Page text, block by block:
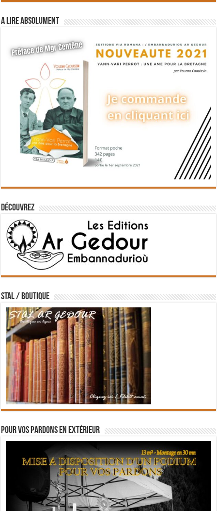
A lire absolument
Découvrez
STAL / BOUTIQUE
Pour vos pardons en extérieur